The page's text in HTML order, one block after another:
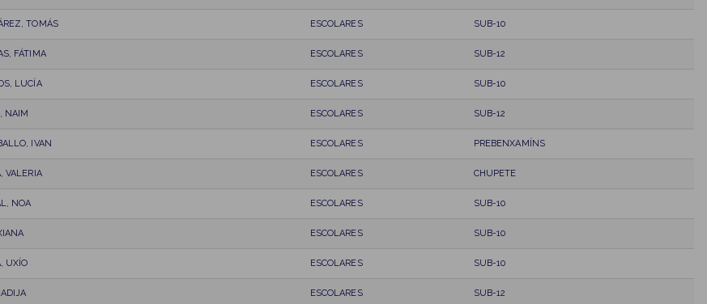
TOMÁS ESCOLARES SUB-10
FÁTIMA ESCOLARES SUB-12
LUCÍA ESCOLARES SUB-10
NAIM ESCOLARES SUB-12
IVAN ESCOLARES PREBENXAMÍNS
VALERIA ESCOLARES CHUPETE
NOA ESCOLARES SUB-10
ESCOLARES SUB-10
UXÍO ESCOLARES SUB-10
ESCOLARES SUB-12